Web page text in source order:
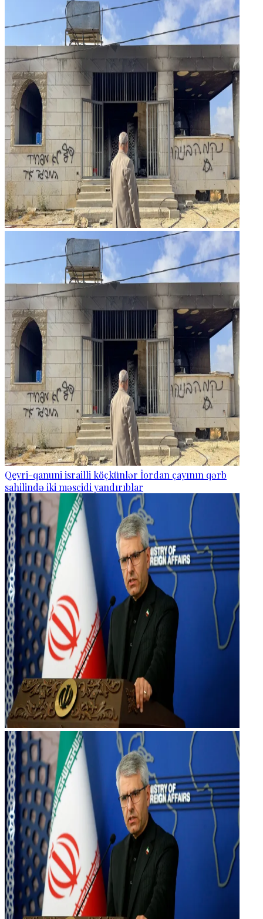
Qeyri-qanuni israilli köçkünlər İordan çayının qərb
sahilində iki məscidi yandırıblar